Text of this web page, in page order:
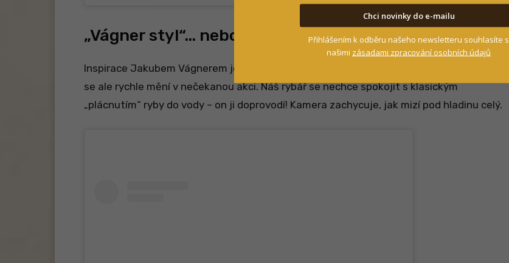
„Vágner styl“… nebo potápěčský kurz?
Inspirace Jakubem Vágnerem je zřejmá. Elegantní gesto při pouštění ryby zpět do vody
se ale rychle mění v nečekanou akci. Náš rybář se nechce spokojit s klasickým
„plácnutím“ ryby do vody – on ji doprovodí! Kamera zachycuje, jak mizí pod hladinu celý.
Chci novinky do e-mailu
Přihlášením k odběru našeho newsletteru souhlasíte s
našimi zásadami zpracování osobních údajů